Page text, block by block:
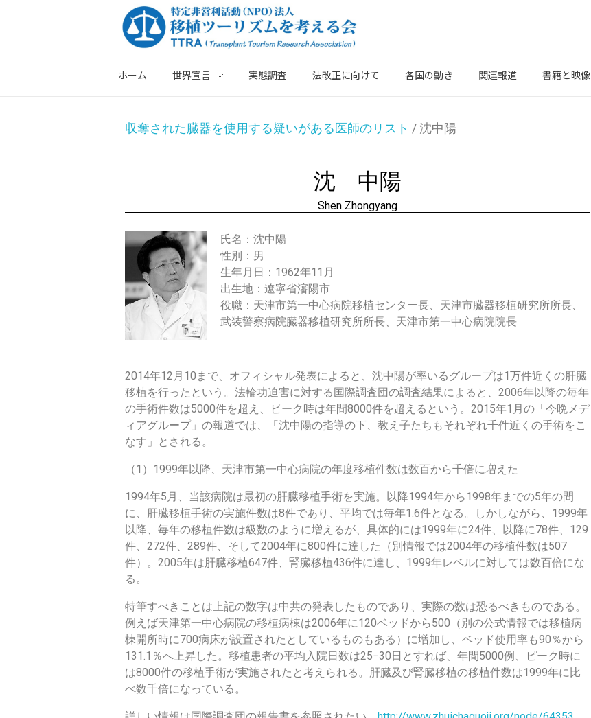
ホーム 世界宣言 実態調査 法改正に向けて 各国の動き 関連報道 書籍と映像
中
収奪された臓器を使用する疑いがある医師のリスト / 沈中陽
沈 中陽
Shen Zhongyang
氏名：沈中陽
性別：男
生年月日：1962年11月
出生地：遼寧省瀋陽市
役職：天津市第一中心病院移植センター長、天津市臓器移植研究所所長、
武装警察病院臓器移植研究所所長、天津市第一中心病院院長
2014年12月10まで、オフィシャル発表によると、沈中陽が率いるグループは1万件近くの肝臓
移植を行ったという。法輪功迫害に対する国際調査団の調査結果によると、2006年以降の毎年
の手術件数は5000件を超え、ピーク時は年間8000件を超えるという。2015年1月の「今晩メデ
ィアグループ」の報道では、「沈中陽の指導の下、教え子たちもそれぞれ千件近くの手術をこ
なす」とされる。
（1）1999年以降、天津市第一中心病院の年度移植件数は数百から千倍に増えた
1994年5月、当該病院は最初の肝臓移植手術を実施。以降1994年から1998年までの5年の間
に、肝臓移植手術の実施件数は8件であり、平均では毎年1.6件となる。しかしながら、1999年
以降、毎年の移植件数は級数のように増えるが、具体的には1999年に24件、以降に78件、129
件、272件、289件、そして2004年に800件に達した（別情報では2004年の移植件数は507
件）。2005年は肝臓移植647件、腎臓移植436件に達し、1999年レベルに対しては数百倍にな
る。
特筆すべきことは上記の数字は中共の発表したものであり、実際の数は恐るべきものである。
例えば天津第一中心病院の移植病棟は2006年に120ベッドから500（別の公式情報では移植病
棟開所時に700病床が設置されたとしているものもある）に増加し、ベッド使用率も90％から
131.1％へ上昇した。移植患者の平均入院日数は25−30日とすれば、年間5000例、ピーク時に
は8000件の移植手術が実施されたと考えられる。肝臓及び腎臓移植の移植件数は1999年に比
べ数千倍になっている。